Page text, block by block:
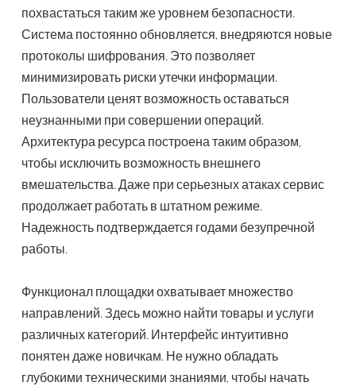
похвастаться таким же уровнем безопасности.
Система постоянно обновляется, внедряются новые
протоколы шифрования. Это позволяет
минимизировать риски утечки информации.
Пользователи ценят возможность оставаться
неузнанными при совершении операций.
Архитектура ресурса построена таким образом,
чтобы исключить возможность внешнего
вмешательства. Даже при серьезных атаках сервис
продолжает работать в штатном режиме.
Надежность подтверждается годами безупречной
работы.
Функционал площадки охватывает множество
направлений. Здесь можно найти товары и услуги
различных категорий. Интерфейс интуитивно
понятен даже новичкам. Не нужно обладать
глубокими техническими знаниями, чтобы начать